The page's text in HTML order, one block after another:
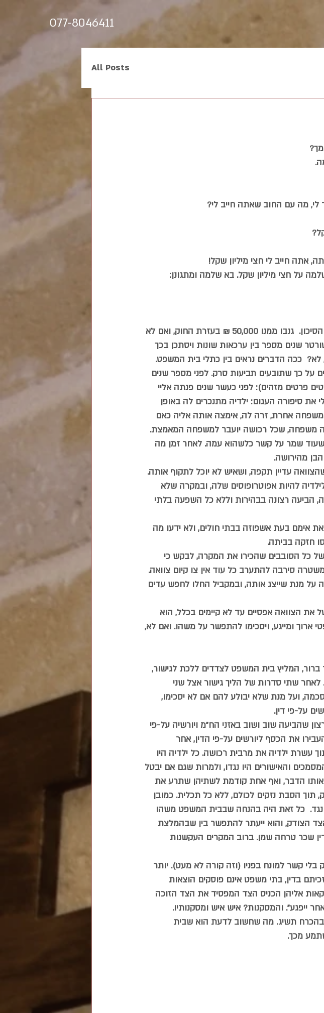
077-8046411
All Posts
לי, מה עם החוב שאתה חייב לי?
אתה חייב לי חצי מיליון שקל!
על חצי מיליון שקל. בא שלמה ומתגונן:
- תתפשרו. שלמה, תן לאהרון 50,000 שקל ותקנה את הסיכון.  גנבו ממנו 50,000 ₪ בעזרת החוק, ואם לא
שנים מספר בין ערכאות שונות ויסתכן בכך
ככה הדברים נראים בין כתלי בית המשפט.
על כך שתובעים תביעות סרק. לפני מספר שנים
פרטים מזהים): לפני כעשר שנים פנתה אליי
את סיפורה העגום: ילדיה מתנכרים לה באופן
אחרת, זרה לה, אימצה אותה אליה כאם
משפחה, שכל רכושה יועבר למשפחה המאמצת.
שמר על קשר כלשהוא עמה. לאחר זמן מה
מהירושה.
עדיין תקפה, ושאיש לא יוכל לתקוף אותה.
להיות אפוטרופוסים שלה, ובמקרה שלא
הביעה רצונה בבהירות וללא כל השפעה בלתי
אימם בעת אשפוזה בבתי חולים, ולא ידעו מה
חזקה בביתה.
ושל כל הסובבים שהכירו את המקרה, לבקש כי
סירבה להתערב כל עוד אין צו קיום צוואה.
מנת שייצג אותה, ובמקביל החלו לחפש עדים
את הצוואה אפסיים עד לא קיימים בכלל, הוא
ארוך ומייגע, ויסכימו להתפשר על משהו. ואם לא,
המליץ בית המשפט לצדדים ללכת לגישור,
שתי סדרות של הליך גישור אצל שני
ועל מנת שלא יבולע להם אם לא יסכימו,
על-פי דין.
שהביעה שוב ושוב באזני הח"מ ויורשיה על-פי
את הכסף ליורשים על-פי הדין, אחר
עשרת ילדיה את מרבית רכושה. כל ילדיה היו
והאישורים היו נגדו, ולמרות שגם אם יבטל
הדבר, ואף אחת קודמת לשתיהן שתרע את
תוך הסבת נזקים לכולם, ללא כל תכלית. כמובן
כל זאת היה בהנחה שבבית המשפט משהו
הצודק, והוא ייעתר להתפשר בין שבהמלצת
שכר טרחה שמן. ברוב המקרים העקשנות
קשר למונח בפניו (וזה קורה לא מעט). יותר
בדין, בתי משפט אינם פוסקים הוצאות
אליהן הכניס הצד המפסיד את הצד הזוכה
ייפגע". והמסקנות? איש איש ומסקנותיו.
בהכרח תשיג. מה שחשוב לדעת הוא שבית
מכך.